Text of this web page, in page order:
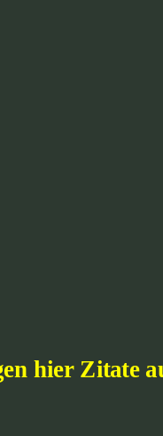
hier Zitate